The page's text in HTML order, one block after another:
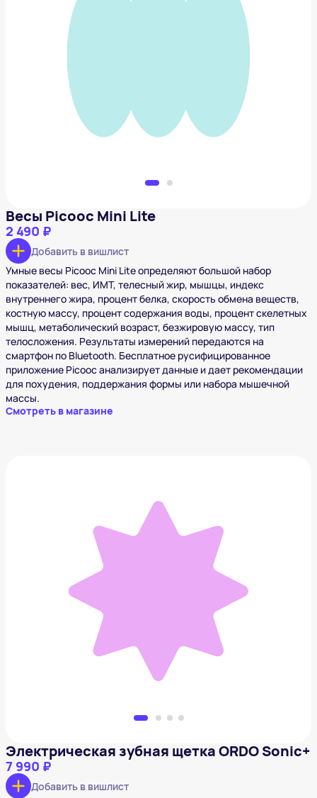
Весы Picooc Mini Lite
2 490 ₽
Добавить в вишлист
Умные весы Picooc Mini Lite определяют большой набор
показателей: вес, ИМТ, телесный жир, мышцы, индекс
внутреннего жира, процент белка, скорость обмена веществ,
костную массу, процент содержания воды, процент скелетных
мышц, метаболический возраст, безжировую массу, тип
телосложения. Результаты измерений передаются на
смартфон по Bluetooth. Бесплатное русифицированное
приложение Picooc анализирует данные и дает рекомендации
для похудения, поддержания формы или набора мышечной
массы.
Смотреть в магазине
Электрическая зубная щетка ORDO Sonic+
Электрическая зубная щетка ORDO Sonic+
7 990 ₽
Добавить в вишлист